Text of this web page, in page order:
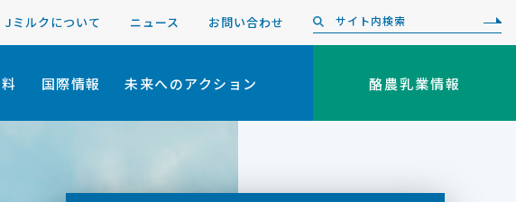
Jミルクについて ニュース お問い合わせ
国際情報 未来へのアクション 酪農乳業情報